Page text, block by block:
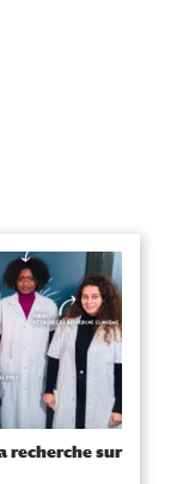
recherche sur